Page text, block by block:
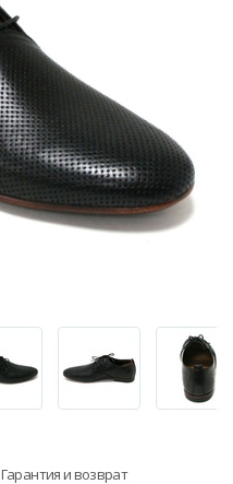
Гарантия и возврат